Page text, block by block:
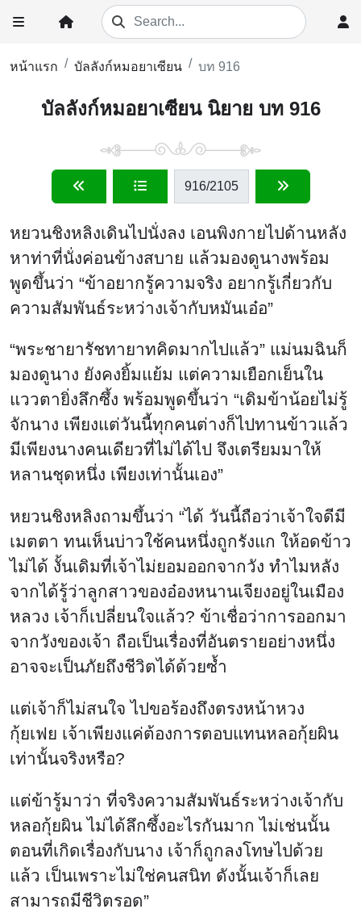
หน้าแรก บัลลังก์หมอยาเซียน บท 916
บัลลังก์หมอยาเซียน นิยาย บท 916
916/2105
หยวนชิงหลิงเดินไปนั่งลง เอนพิงกายไปด้านหลัง
หาท่าที่นั่งค่อนข้างสบาย แล้วมองดูนางพร้อม
พูดขึ้นว่า “ข้าอยากรู้ความจริง อยากรู้เกี่ยวกับ
ความสัมพันธ์ระหว่างเจ้ากับหมันเอ๋อ”
“พระชายารัชทายาทคิดมากไปแล้ว” แม่นมฉินก็
มองดูนาง ยังคงยิ้มแย้ม แต่ความเยือกเย็นใน
แววตายิ่งลึกซึ้ง พร้อมพูดขึ้นว่า “เดิมข้าน้อยไม่รู้
จักนาง เพียงแต่วันนี้ทุกคนต่างก็ไปทานข้าวแล้ว
มีเพียงนางคนเดียวที่ไม่ได้ไป จึงเตรียมมาให้
หลานชุดหนึ่ง เพียงเท่านั้นเอง”
หยวนชิงหลิงถามขึ้นว่า “ได้ วันนี้ถือว่าเจ้าใจดีมี
เมตตา ทนเห็นบ่าวใช้คนหนึ่งถูกรังแก ให้อดข้าว
ไม่ได้ งั้นเดิมที่เจ้าไม่ยอมออกจากวัง ทำไมหลัง
จากได้รู้ว่าลูกสาวของอ๋องหนานเจียงอยู่ในเมือง
หลวง เจ้าก็เปลี่ยนใจแล้ว? ข้าเชื่อว่าการออกมา
จากวังของเจ้า ถือเป็นเรื่องที่อันตรายอย่างหนึ่ง
อาจจะเป็นภัยถึงชีวิตได้ด้วยซ้ำ
แต่เจ้าก็ไม่สนใจ ไปขอร้องถึงตรงหน้าหวง
กุ้ยเฟย เจ้าเพียงแค่ต้องการตอบแทนหลอกุ้ยผิน
เท่านั้นจริงหรือ?
แต่ข้ารู้มาว่า ที่จริงความสัมพันธ์ระหว่างเจ้ากับ
หลอกุ้ยผิน ไม่ได้ลึกซึ้งอะไรกันมาก ไม่เช่นนั้น
ตอนที่เกิดเรื่องกับนาง เจ้าก็ถูกลงโทษไปด้วย
แล้ว เป็นเพราะไม่ใช่คนสนิท ดังนั้นเจ้าก็เลย
สามารถมีชีวิตรอด”